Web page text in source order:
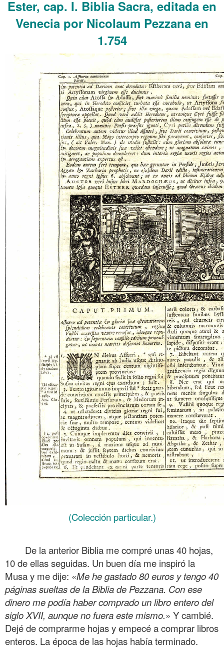
Ester, cap. I. Biblia Sacra, editada en
Venecia por Nicolaum Pezzana en
1.754
(Colección particular.)
De la anterior Biblia me compré unas 40 hojas,
10 de ellas seguidas. Un buen día me inspiró la
Musa y me dije: «Me he gastado 80 euros y tengo 40
páginas sueltas de la Biblia de Pezzana. Con ese
dinero me podía haber comprado un libro entero del
siglo XVII, aunque no fuera este mismo.» Y cambié.
Dejé de comprarme hojas y empecé a comprar libros
enteros. La época de las hojas había terminado.